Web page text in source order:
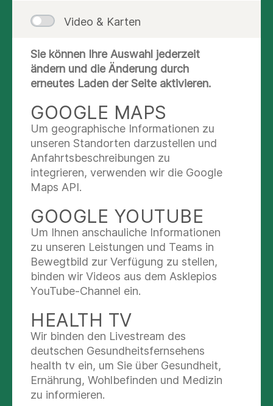
Gemeinsam für den Notfalleinsatz (v.l.): Dr. med.
Matthias Zwinger, Florian Weber, Dr. med. Anika
Schlemmer, Anas Suliman, Kathrin Häfele, Lara Ann
Hartmut Lotz, Patrick Müller-Nolte, Dr. Johannes
Ravindren und Dr. Tobias Horlacher.
„Eine qualitativ hochwertige Notfallversorgung
lebt vom kontinuierlichen Austausch und von
regelmäßiger Fortbildung“, betonte Dr. Andreas
Hettel, Ärztlicher Direktor sowie Chefarzt der
Asklepios Klinikums Schwalmstadt, zur Eröffnung
des Symposiums. Rund 100 Teilnehmende,
darunter Ärzte, Notärzte, Intensivmediziner,
Mitarbeitende des Rettungsdienstes sowie
Pflegekräfte aus ganz Nordhessen, nahmen an
der ganztägigen Fortbildungsveranstaltung teil.
Video & Karten
Sie können Ihre Auswahl jederzeit
ändern und die Änderung durch
erneutes Laden der Seite aktivieren.
GOOGLE MAPS
Um geographische Informationen zu
unseren Standorten darzustellen und
Anfahrtsbeschreibungen zu
integrieren, verwenden wir die Google
Maps API.
GOOGLE YOUTUBE
Um Ihnen anschauliche Informationen
zu unseren Leistungen und Teams in
Bewegtbild zur Verfügung zu stellen,
binden wir Videos aus dem Asklepios
YouTube-Channel ein.
HEALTH TV
Wir binden den Livestream des
deutschen Gesundheitsfernsehens
health tv ein, um Sie über Gesundheit,
Ernährung, Wohlbefinden und Medizin
zu informieren.